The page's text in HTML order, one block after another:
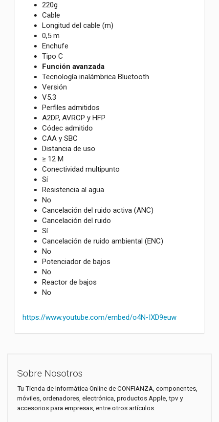
220g
Cable
Longitud del cable (m)
0,5 m
Enchufe
Tipo C
Función avanzada
Tecnología inalámbrica Bluetooth
Versión
V5.3
Perfiles admitidos
A2DP, AVRCP y HFP
Códec admitido
CAA y SBC
Distancia de uso
≥ 12 M
Conectividad multipunto
Sí
Resistencia al agua
No
Cancelación del ruido activa (ANC)
Cancelación del ruido
Sí
Cancelación de ruido ambiental (ENC)
No
Potenciador de bajos
No
Reactor de bajos
No
https://www.youtube.com/embed/o4N-IXD9euw
Sobre Nosotros
Tu Tienda de Informática Online de CONFIANZA, componentes,
móviles, ordenadores, electrónica, productos Apple, tpv y
accesorios para empresas, entre otros artículos.